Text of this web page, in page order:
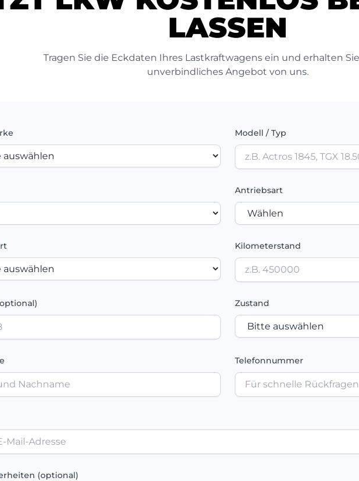
LASSEN
Tragen Sie die Eckdaten Ihres Lastkraftwagens ein und erhalten
unverbindliches Angebot von uns.
Modell / Typ
Antriebsart
Kilometerstand
Zustand
Telefonnummer
(optional)